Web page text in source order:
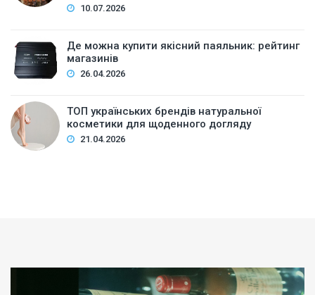
10.07.2026
Де можна купити якісний паяльник: рейтинг
магазинів
26.04.2026
ТОП українських брендів натуральної
косметики для щоденного догляду
21.04.2026